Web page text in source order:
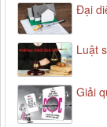
Đại
Luật
Giải